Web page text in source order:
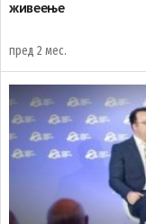
живеење
пред 2 мес.